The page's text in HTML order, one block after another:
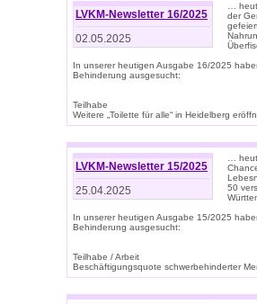
LVKM-Newsletter 16/2025
02.05.2025
…
der
In unserer heutigen Ausgabe 16/2025
Behinderung ausgesucht:
Teilhabe
Weitere „Toilette für alle“ in Heidelberg
LVKM-Newsletter 15/2025
25.04.2025
…
50
In unserer heutigen Ausgabe 15/2025
Behinderung ausgesucht:
Teilhabe / Arbeit
Beschäftigungsquote schwerbehinderter